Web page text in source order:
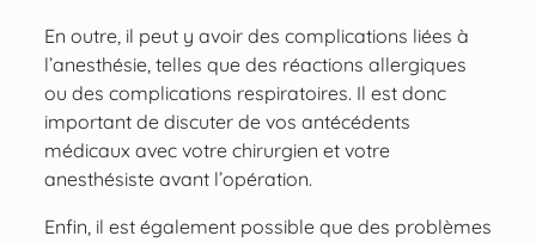
En outre, il peut y avoir des complications liées à
l’anesthésie, telles que des réactions allergiques
ou des complications respiratoires. Il est donc
important de discuter de vos antécédents
médicaux avec votre chirurgien et votre
anesthésiste avant l’opération.
Enfin, il est également possible que des problèmes